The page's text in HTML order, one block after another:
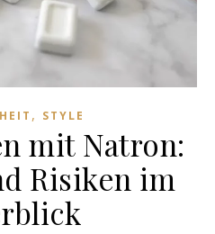
, STYLE
mit Natron:
Risiken im